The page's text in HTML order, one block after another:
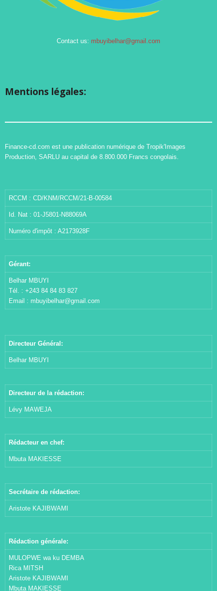
Contact us: mbuyibelhar@gmail.com
Mentions légales:
Finance-cd.com est une publication numérique de Tropik'Images
Production, SARLU au capital de 8.800.000 Francs congolais.
RCCM : CD/KNM/RCCM/21-B-00584
Id. Nat : 01-J5801-N88069A
Numéro d'impôt : A2173928F
Gérant:
Belhar MBUYI
Tél. : +243 84 84 83 827
Email : mbuyibelhar@gmail.com
Directeur Général:
Belhar MBUYI
Directeur de la rédaction:
Lévy MAWEJA
Rédacteur en chef:
Mbuta MAKIESSE
Secrétaire de rédaction:
Aristote KAJIBWAMI
Rédaction générale:
MULOPWE wa ku DEMBA
Rica MITSH
Aristote KAJIBWAMI
Mbuta MAKIESSE